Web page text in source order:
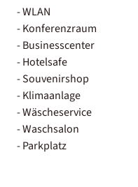
- WLAN
- Konferenzraum
- Businesscenter
- Hotelsafe
- Souvenirshop
- Klimaanlage
- Wäscheservice
- Waschsalon
- Parkplatz